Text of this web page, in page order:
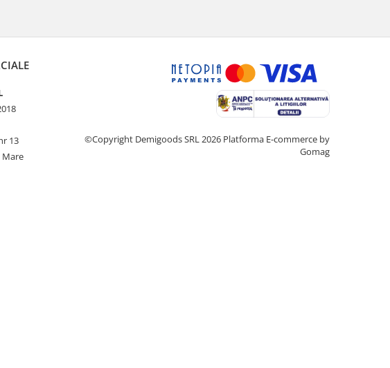
13
Mare
©Copyright Demigoods SRL 2026 Platforma E-commerce by
Gomag